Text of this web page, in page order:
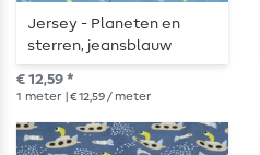
Jersey - Planeten en
sterren, jeansblauw
€ 12,59 *
1 meter | € 12,59 / meter